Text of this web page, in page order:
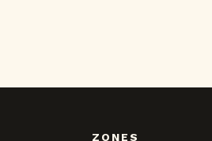
ZONES